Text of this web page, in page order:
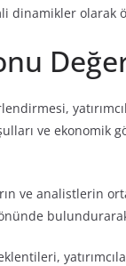
dinamikler olarak
ve ekonomik
ve analistlerin